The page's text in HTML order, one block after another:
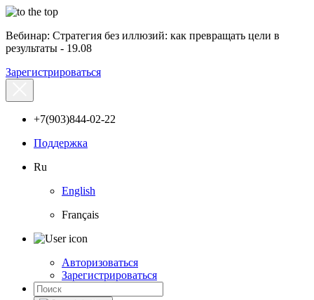
Вебинар: Стратегия без иллюзий: как превращать цели в
результаты - 19.08
Зарегистрироваться
+7(903)844-02-22
Поддержка
Ru
English
Français
Авторизоваться
Зарегистрироваться